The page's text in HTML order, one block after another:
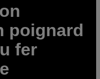
poignard
fer